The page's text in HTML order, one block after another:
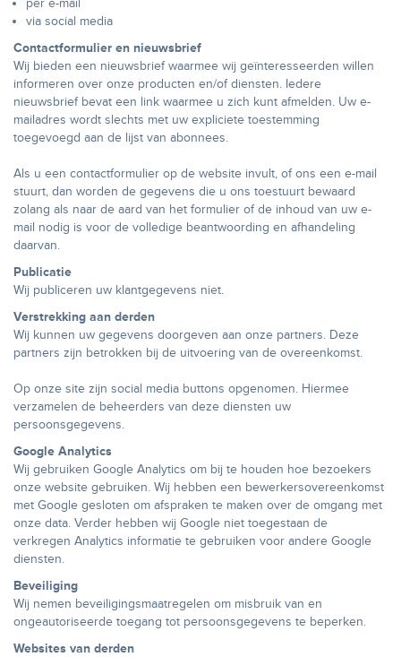
via social media
Contactformulier en nieuwsbrief
Wij bieden een nieuwsbrief waarmee wij geïnteresseerden willen
informeren over onze producten en/of diensten. Iedere
nieuwsbrief bevat een link waarmee u zich kunt afmelden. Uw e-
mailadres wordt slechts met uw expliciete toestemming
toegevoegd aan de lijst van abonnees.
Als u een contactformulier op de website invult, of ons een e-mail
stuurt, dan worden de gegevens die u ons toestuurt bewaard
zolang als naar de aard van het formulier of de inhoud van uw e-
mail nodig is voor de volledige beantwoording en afhandeling
daarvan.
Publicatie
Wij publiceren uw klantgegevens niet.
Verstrekking aan derden
Wij kunnen uw gegevens doorgeven aan onze partners. Deze
partners zijn betrokken bij de uitvoering van de overeenkomst.
Op onze site zijn social media buttons opgenomen. Hiermee
verzamelen de beheerders van deze diensten uw
persoonsgegevens.
Google Analytics
Wij gebruiken Google Analytics om bij te houden hoe bezoekers
onze website gebruiken. Wij hebben een bewerkersovereenkomst
met Google gesloten om afspraken te maken over de omgang met
onze data. Verder hebben wij Google niet toegestaan de
verkregen Analytics informatie te gebruiken voor andere Google
diensten.
Beveiliging
Wij nemen beveiligingsmaatregelen om misbruik van en
ongeautoriseerde toegang tot persoonsgegevens te beperken.
Websites van derden